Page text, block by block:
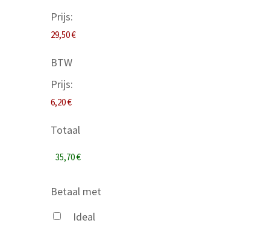
a
m
a
d
e
s
*
Prijs:
BTW
Prijs:
Totaal
Betaal met
Ideal